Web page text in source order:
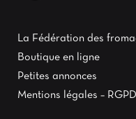
La Fédération des
Boutique en ligne
Petites annonces
Mentions légales – RGPD